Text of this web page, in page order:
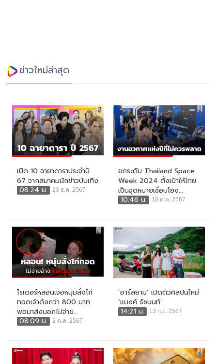
ข่าวใหม่ล่าสุด
เปิด 10 ฉายาดาราประจำปี
67 จากสมาคมนักข่าวบันเทิง
08:24 น.
23 ธ.ค. 2567
ยกระดับ Thailand Space
Week 2024 ตั้งเป้าให้ไทย
เป็นจุดหมายเชื่อมโยง...
10:46 น.
10 ต.ค. 2567
ไรเดอร์หลอนเจอหนุ่มสั่งไก่
ทอดเจ้าดังกว่า 800 บาท
พอมาส่งบอกไม่จ่าย...
08:09 น.
2 ต.ค. 2567
‘อาร์สยาม’ เปิดตัวศิลปินใหม่
‘แบงค์ ธัชนนท์...
14:21 น.
13 ก.ย. 2567